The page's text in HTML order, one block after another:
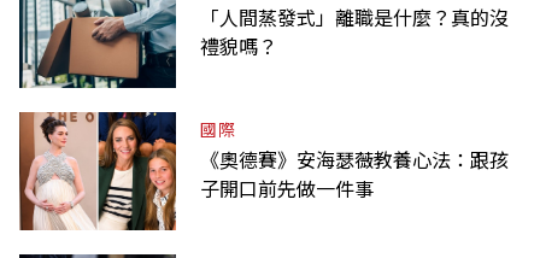
「人間蒸發式」離職是什麼？真的沒
禮貌嗎？
國際
《奧德賽》安海瑟薇教養心法：跟孩
子開口前先做一件事